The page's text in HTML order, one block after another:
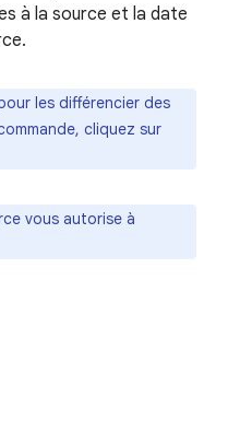
à la source et la date
les différencier des
cliquez sur
vous autorise à